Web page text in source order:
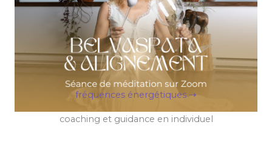
fréquences énergétiques ⇢
coaching et guidance en individuel